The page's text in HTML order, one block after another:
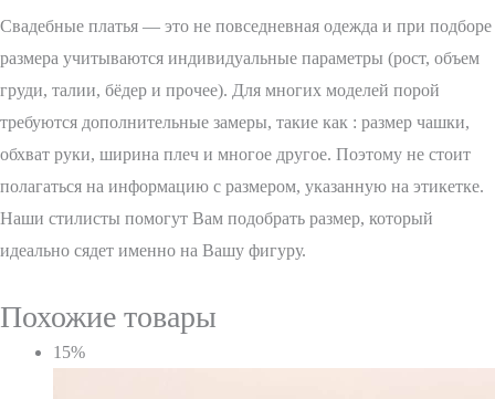
Свадебные платья — это не повседневная одежда и при подборе
размера учитываются индивидуальные параметры (рост, объем
груди, талии, бёдер и прочее). Для многих моделей порой
требуются дополнительные замеры, такие как : размер чашки,
обхват руки, ширина плеч и многое другое. Поэтому не стоит
полагаться на информацию с размером, указанную на этикетке.
Наши стилисты помогут Вам подобрать размер, который
идеально сядет именно на Вашу фигуру.
Похожие товары
15%